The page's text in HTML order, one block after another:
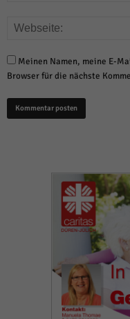
Meinen Namen, meine E-
Browser für die nächste